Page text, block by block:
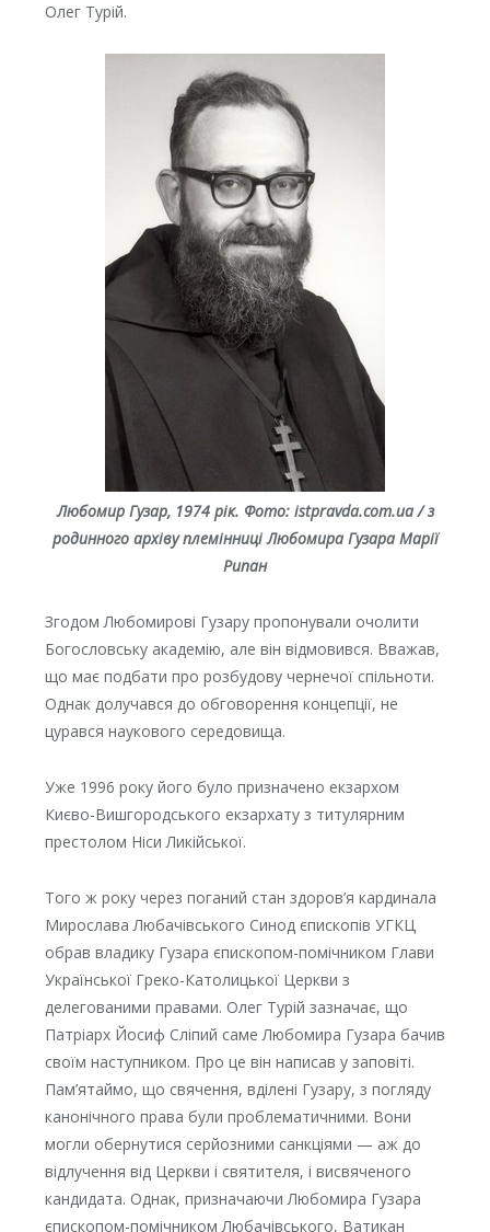
Олег Турій.
Любомир Гузар, 1974 рік. Фото: istpravda.com.ua / з
родинного архіву племінниці Любомира Гузара Марії
Рипан
Згодом Любомирові Гузару пропонували очолити
Богословську академію, але він відмовився. Вважав,
що має подбати про розбудову чернечої спільноти.
Однак долучався до обговорення концепції, не
цурався наукового середовища.
Уже 1996 року його було призначено екзархом
Києво-Вишгородського екзархату з титулярним
престолом Ніси Ликійської.
Того ж року через поганий стан здоров’я кардинала
Мирослава Любачівського Синод єпископів УГКЦ
обрав владику Гузара єпископом-помічником Глави
Української Греко-Католицької Церкви з
делегованими правами. Олег Турій зазначає, що
Патріарх Йосиф Сліпий саме Любомира Гузара бачив
своїм наступником. Про це він написав у заповіті.
Пам’ятаймо, що свячення, вділені Гузару, з погляду
канонічного права були проблематичними. Вони
могли обернутися серйозними санкціями — аж до
відлучення від Церкви і святителя, і висвяченого
кандидата. Однак, призначаючи Любомира Гузара
єпископом-помічником Любачівського, Ватикан